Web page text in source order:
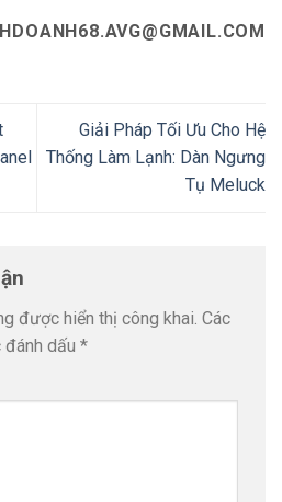
Giải Pháp Tối Ưu Cho Hệ
Thống Làm Lạnh: Dàn Ngưng
Tụ Meluck
được hiển thị công khai. Các
dấu *